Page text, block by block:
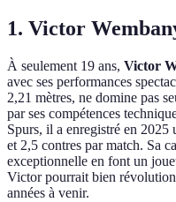
1. Victor
À seulement 19 ans, Victor
avec ses performances
2,21 mètres, ne domine pas
par ses compétences
Spurs, il a enregistré en 2025
et 2,5 contres par match. Sa
exceptionnelle en font un
Victor pourrait bien
années à venir.